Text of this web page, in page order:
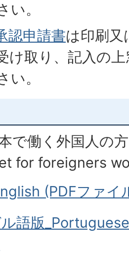
い。
認申請書は印刷又
け取り、記入の
い。
本で働く外国人の
for foreigners
(PDFファイ
語版